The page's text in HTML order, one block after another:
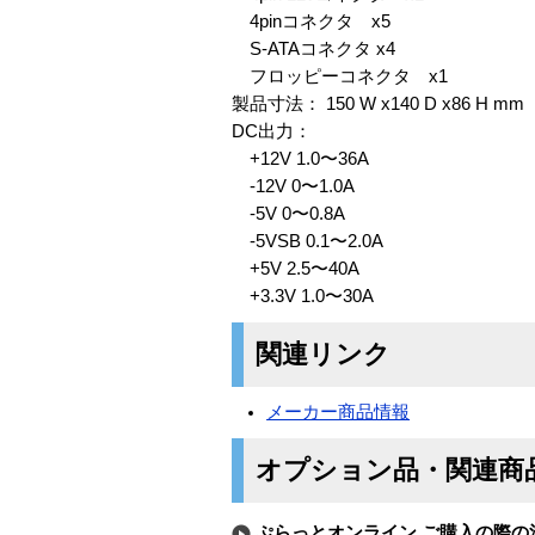
4pinコネクタ x5
S-ATAコネクタ x4
フロッピーコネクタ x1
製品寸法： 150 W x140 D x86 H mm
DC出力：
+12V 1.0〜36A
-12V 0〜1.0A
-5V 0〜0.8A
-5VSB 0.1〜2.0A
+5V 2.5〜40A
+3.3V 1.0〜30A
関連リンク
メーカー商品情報
オプション品・関連商